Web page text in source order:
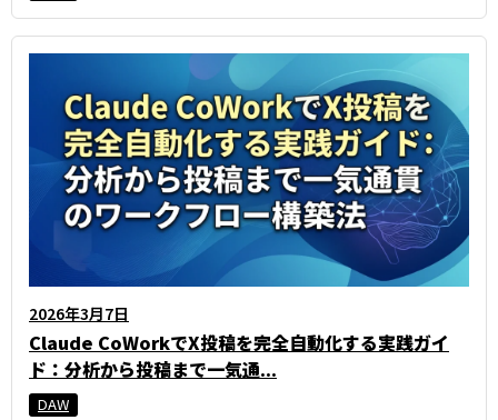
2026年3月7日
Claude CoWorkでX投稿を完全自動化する実践ガイ
ド：分析から投稿まで一気通...
DAW